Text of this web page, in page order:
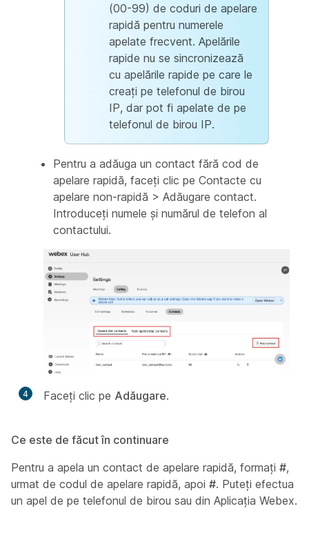
(00-99) de coduri de apelare
rapidă pentru numerele
apelate frecvent. Apelările
rapide nu se sincronizează
cu apelările rapide pe care le
creați pe telefonul de birou
IP, dar pot fi apelate de pe
telefonul de birou IP.
Pentru a adăuga un contact fără cod de
apelare rapidă, faceți clic pe Contacte cu
apelare non-rapidă > Adăugare contact.
Introduceți numele și numărul de telefon al
contactului.
4 Faceți clic pe Adăugare.
Ce este de făcut în continuare
Pentru a apela un contact de apelare rapidă, formați #,
urmat de codul de apelare rapidă, apoi #. Puteți efectua
un apel de pe telefonul de birou sau din Aplicația Webex.